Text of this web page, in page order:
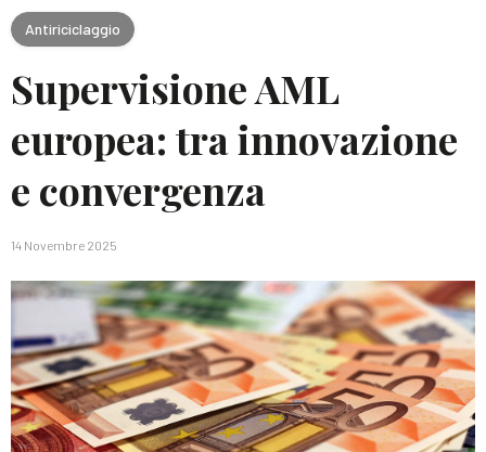
Antiriciclaggio
Supervisione AML
europea: tra innovazione
e convergenza
14 Novembre 2025